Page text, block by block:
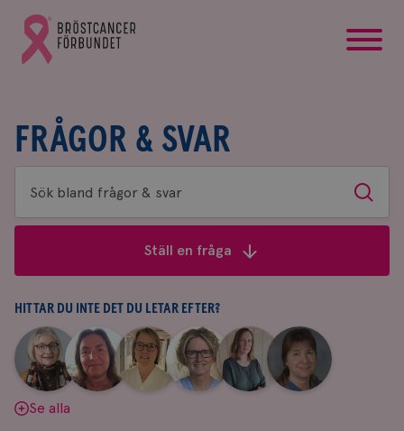
Gå
till
Bröstcancerförbundets
FRÅGOR & SVAR
Sök
bland
&
svar
Sök
Ställ en fråga
HITTAR DU INTE DET DU LETAR EFTER?
Aina
Johnsson
|
Anne
Andersson
Fredrika
Killander
|
Jeanette
Bäcklund
|
Maria
Edegran
|
Yvette
Andersson
Se alla